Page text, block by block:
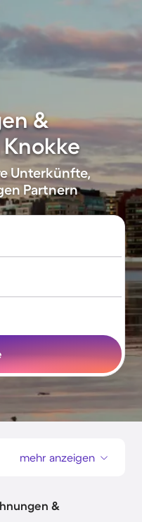
&
Unterkünfte,
Partnern
mehr anzeigen
&